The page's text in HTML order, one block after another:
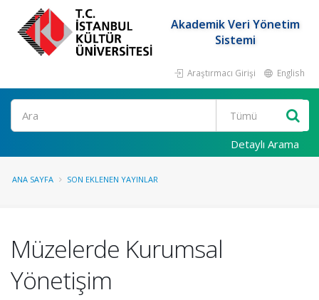
Akademik Veri Yönetim
Sistemi
Araştırmacı Girişi English
Ara
Detaylı Arama
ANA SAYFA SON EKLENEN YAYINLAR
Müzelerde Kurumsal
Yönetişim